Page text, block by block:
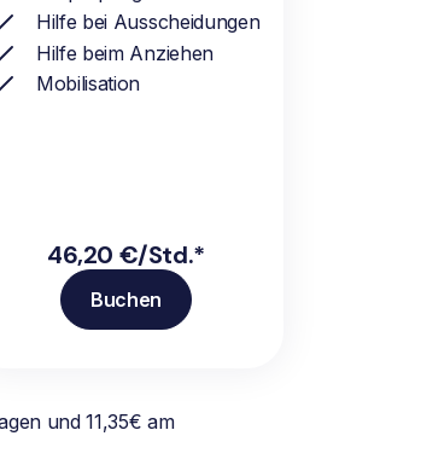
Hilfe bei Ausscheidungen
Hilfe beim Anziehen
Mobilisation
46,20 €/Std.*
Buchen
und 11,35€ am